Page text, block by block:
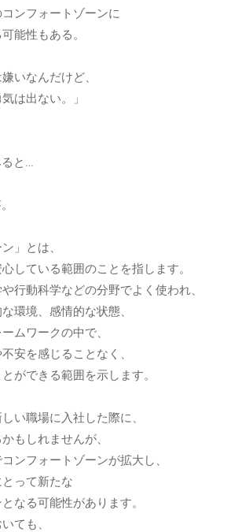
ンフォートゾーンに
能性もある。
いなんだけど、
は出ない。」
ると…
」とは、
している範囲のことを指します。
行動科学などの分野でよく使われ、
環境、感情的な状態、
ムワークの中で、
安を感じることなく、
ができる範囲を示します。
い職場に入社した際に、
もしれませんが、
ンフォートゾーンが拡大し、
って新たな
なる可能性があります。
ても、